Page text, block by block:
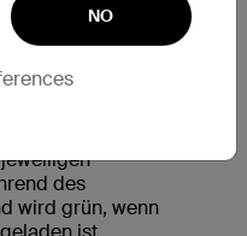
NO
des
wird grün, wenn